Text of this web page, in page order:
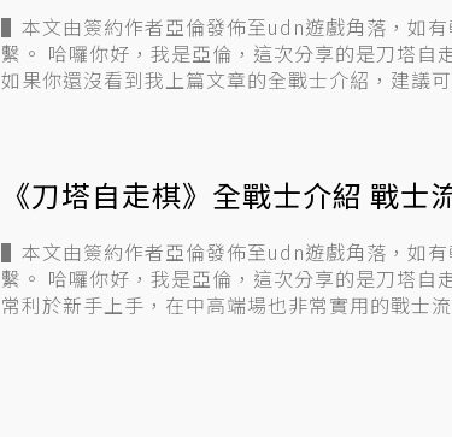
▌本文由簽約作者亞倫發佈至udn遊戲角落，如
繫。 哈囉你好，我是亞倫，這次分享的是刀塔自走棋戰士流的種族搭配，
如果你還沒看到我上篇文章的全戰士介紹，建議
《刀塔自走棋》全戰士介紹 戰士
▌本文由簽約作者亞倫發佈至udn遊戲角落，如
繫。 哈囉你好，我是亞倫，這次分享的是刀塔自走棋的攻略，介紹的是非
常利於新手上手，在中高端場也非常實用的戰士